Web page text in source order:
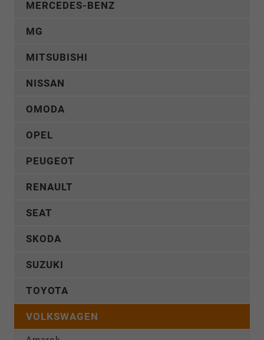
MERCEDES-BENZ
MG
MITSUBISHI
NISSAN
OMODA
OPEL
PEUGEOT
RENAULT
SEAT
SKODA
SUZUKI
TOYOTA
VOLKSWAGEN